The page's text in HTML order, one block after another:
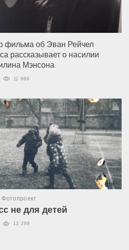
фильма об Эван Рейчел
рассказывает о насилии
Мэнсона
11 999
Фотопроект
не для детей
12 299